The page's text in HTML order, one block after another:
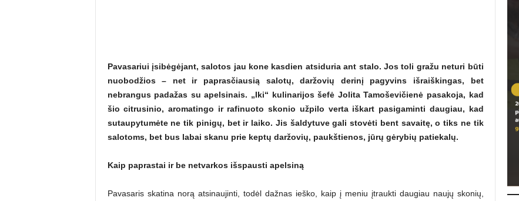
Pavasariui įsibėgėjant, salotos jau kone kasdien atsiduria ant stalo. Jos toli gražu neturi būti
nuobodžios – net ir paprasčiausią salotų, daržovių derinį pagyvins išraiškingas, bet
nebrangus padažas su apelsinais. „Iki“ kulinarijos šefė Jolita Tamoševičienė pasakoja, kad
šio citrusinio, aromatingo ir rafinuoto skonio užpilo verta iškart pasigaminti daugiau, kad
sutaupytumėte ne tik pinigų, bet ir laiko. Jis šaldytuve gali stovėti bent savaitę, o tiks ne tik
salotoms, bet bus labai skanu prie keptų daržovių, paukštienos, jūrų gėrybių patiekalų.
Kaip paprastai ir be netvarkos išspausti apelsiną
Pavasaris skatina norą atsinaujinti, todėl dažnas ieško, kaip į meniu įtraukti daugiau naujų skonių,